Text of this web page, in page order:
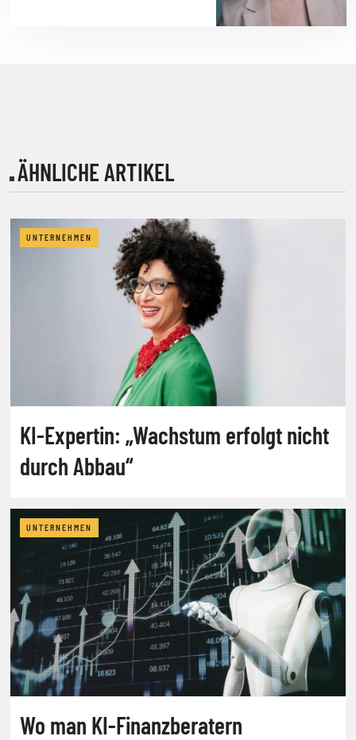
ÄHNLICHE ARTIKEL
UNTERNEHMEN
KI-Expertin: „Wachstum erfolgt nicht
durch Abbau“
UNTERNEHMEN
Wo man KI-Finanzberatern